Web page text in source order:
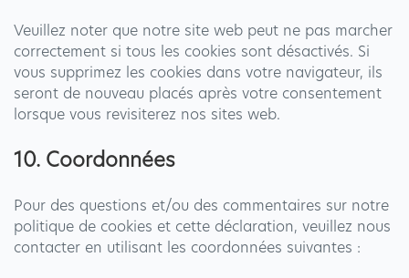
Veuillez noter que notre site web peut ne pas marcher
correctement si tous les cookies sont désactivés. Si
vous supprimez les cookies dans votre navigateur, ils
seront de nouveau placés après votre consentement
lorsque vous revisiterez nos sites web.
10. Coordonnées
Pour des questions et/ou des commentaires sur notre
politique de cookies et cette déclaration, veuillez nous
contacter en utilisant les coordonnées suivantes :